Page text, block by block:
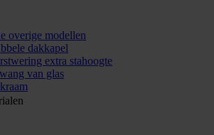
overige modellen
dakkapel
extra stahoogte
van glas